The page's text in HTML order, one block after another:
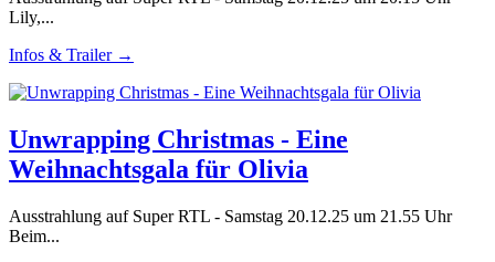
Lily,...
Infos & Trailer →
Unwrapping Christmas - Eine
Weihnachtsgala für Olivia
Ausstrahlung auf Super RTL - Samstag 20.12.25 um 21.55 Uhr
Beim...